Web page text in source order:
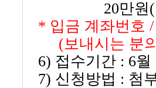
20만원(
* 입금 계좌번호 /
(보내시는 분
6) 접수기간 : 6월
7) 신청방법 : 첨